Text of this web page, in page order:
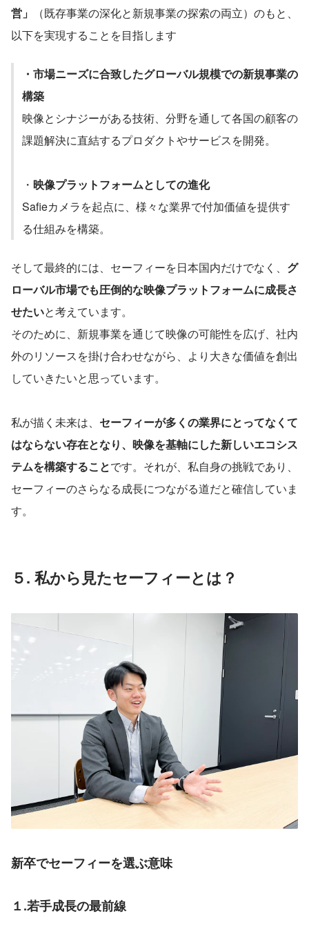
営」
（既存事業の深化と新規事業の探索の両立）のもと、
以下を実現することを目指します
・市場ニーズに合致したグローバル規模での新規事業の
構築
映像とシナジーがある技術、分野を通して各国の顧客の
課題解決に直結するプロダクトやサービスを開発。
・ 映像プラットフォームとしての進化
Safieカメラを起点に、様々な業界で付加価値を提供す
る仕組みを構築。
そして最終的には、セーフィーを日本国内だけでなく、 グ
ローバル市場でも圧倒的な映像プラットフォームに成長さ
せたいと考えています。
そのために、新規事業を通じて映像の可能性を広げ、社内
外のリソースを掛け合わせながら、より大きな価値を創出
していきたいと思っています。
私が描く未来は、 セーフィーが多くの業界にとってなくて
はならない存在となり、映像を基軸にした新しいエコシス
テムを構築することです。それが、私自身の挑戦であり、
セーフィーのさらなる成長につながる道だと確信していま
す。
５. 私から見たセーフィーとは？
新卒でセーフィーを選ぶ意味
１.若手成長の最前線